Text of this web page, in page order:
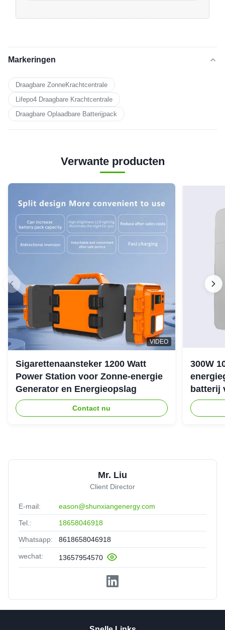
Markeringen
Draagbare ZonneKrachtcentrale
Lifepo4 Draagbare Krachtcentrale
Draagbare Oplaadbare Batterijpack
Verwante producten
VIDEO
Sigarettenaansteker 1200 Watt
Power Station voor Zonne-energie
Generator en Energieopslag
Contact nu
300W
batterij
Mr. Liu
Client Director
E-mail: eason@shunxiangenergy.com
Tel.: 18658046918
Whatsapp: 8618658046918
wechat: 13657954570